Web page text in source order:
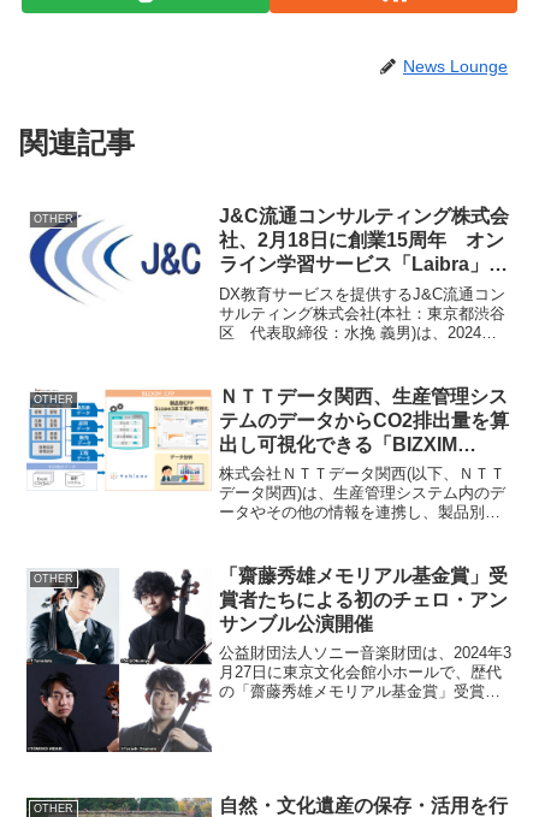
News Lounge
関連記事
OTHER
J&C流通コンサルティング株式会
社、2月18日に創業15周年 オン
ライン学習サービス「Laibra」
「Code College」を提供
DX教育サービスを提供するJ&C流通コン
サルティング株式会社(本社：東京都渋谷
区 代表取締役：水挽 義男)は、2024年2
多くの方々に支えられて、これまで事
業...
OTHER
ＮＴＴデータ関西、生産管理シス
テムのデータからCO2排出量を算
出し可視化できる「BIZXIM
CFP(ビズエクシム シーエフピ
ー)」を提供開始
株式会社ＮＴＴデータ関西(以下、ＮＴＴ
データ関西)は、生産管理システム内のデ
ータやその他の情報を連携し、製品別に
シーエフピー、以下 BIZXIM C...
OTHER
「齋藤秀雄メモリアル基金賞」受
賞者たちによる初のチェロ・アン
サンブル公演開催
公益財団法人ソニー音楽財団は、2024年3
月27日に東京文化会館小ホールで、歴代
の「齋藤秀雄メモリアル基金賞」受賞者
OTHER
自然・文化遺産の保存・活用を行